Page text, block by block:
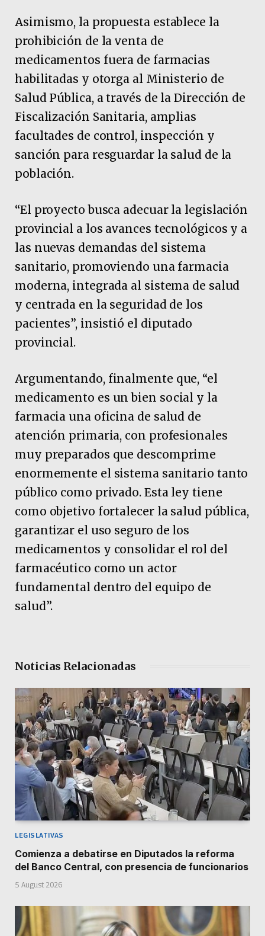
Asimismo, la propuesta establece la
prohibición de la venta de
medicamentos fuera de farmacias
habilitadas y otorga al Ministerio de
Salud Pública, a través de la Dirección de
Fiscalización Sanitaria, amplias
facultades de control, inspección y
sanción para resguardar la salud de la
población.
“El proyecto busca adecuar la legislación
provincial a los avances tecnológicos y a
las nuevas demandas del sistema
sanitario, promoviendo una farmacia
moderna, integrada al sistema de salud
y centrada en la seguridad de los
pacientes”, insistió el diputado
provincial.
Argumentando, finalmente que, “el
medicamento es un bien social y la
farmacia una oficina de salud de
atención primaria, con profesionales
muy preparados que descomprime
enormemente el sistema sanitario tanto
público como privado. Esta ley tiene
como objetivo fortalecer la salud pública,
garantizar el uso seguro de los
medicamentos y consolidar el rol del
farmacéutico como un actor
fundamental dentro del equipo de
salud”.
Noticias Relacionadas
LEGISLATIVAS
Comienza a debatirse en Diputados la reforma
del Banco Central, con presencia de funcionarios
5 August 2026